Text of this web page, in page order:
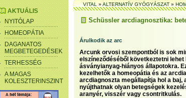
AKTUÁLIS
NYITÓLAP
HOMEOPÁTIA
DAGANATOS
MEGBETEGEDÉSEK
TERHESSÉG
A MAGAS
KOLESZTERINSZINT
VITAL»ALTERNATÍV GYÓGYÁSZAT»
Schüssler arcdiagnosztika:
Árulkodik az arc
Arcunk orvosi szempontból is sok
elszíneződéséből következtetni
ásványianyag-hiányos állapotokra.
kezelhetők a homeopátia és az
arcdiagnoszta megállapítja hol a
nyújthatnak olyan betegségek
aranyér, visszér vagy csontritkulás.